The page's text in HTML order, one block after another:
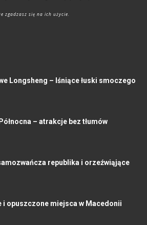
zgadzasz się na ich użycie.
Longsheng – lśniące łuski smoczego
– atrakcje bez tłumów
republika i orzeźwiąjące
i opuszczone miejsca w Macedonii